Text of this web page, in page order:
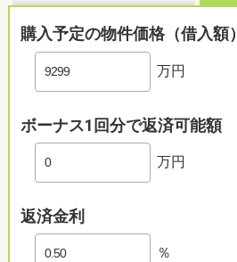
購入予定の物件価格（借入額）
万円
ボーナス1回分で返済可能額
万円
返済金利
％